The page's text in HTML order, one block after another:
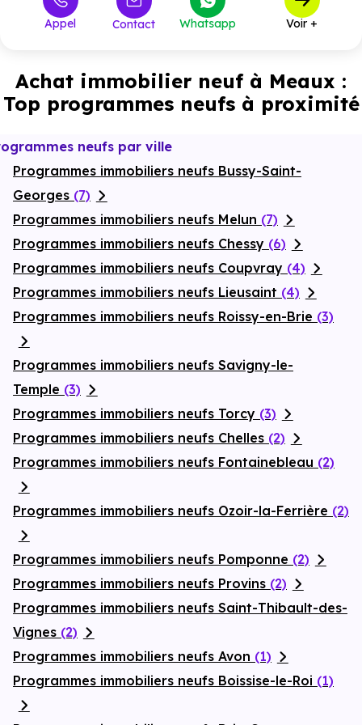
Appel Contact Whatsapp Voir +
Achat immobilier neuf à Meaux :
Top programmes neufs à proximité
neufs par ville
Programmes immobiliers neufs Bussy-Saint-
Georges (7)
Programmes immobiliers neufs Melun (7)
Programmes immobiliers neufs Chessy (6)
Programmes immobiliers neufs Coupvray (4)
Programmes immobiliers neufs Lieusaint (4)
Programmes immobiliers neufs Roissy-en-Brie (3)
Programmes immobiliers neufs Savigny-le-
Temple (3)
Programmes immobiliers neufs Torcy (3)
Programmes immobiliers neufs Chelles (2)
Programmes immobiliers neufs Fontainebleau (2)
Programmes immobiliers neufs Ozoir-la-Ferrière (2)
Programmes immobiliers neufs Pomponne (2)
Programmes immobiliers neufs Provins (2)
Programmes immobiliers neufs Saint-Thibault-des-
Vignes (2)
Programmes immobiliers neufs Avon (1)
Programmes immobiliers neufs Boissise-le-Roi (1)